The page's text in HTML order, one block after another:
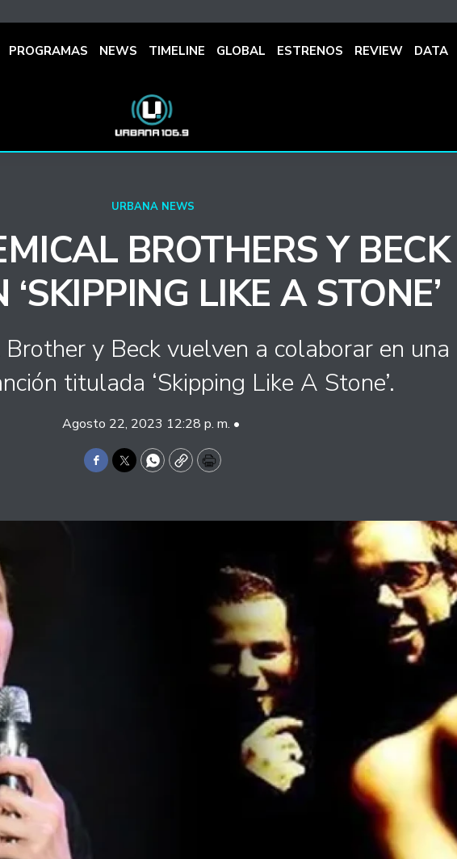
PROGRAMAS NEWS TIMELINE GLOBAL ESTRENOS REVIEW DATA
URBANA NEWS
BROTHERS Y BECK
LIKE A STONE’
y Beck vuelven a colaborar en una
titulada ‘Skipping Like A Stone’.
Agosto 22, 2023 12:28 p. m. •
Facebook
TwitterWhatsApp
CopyPrint